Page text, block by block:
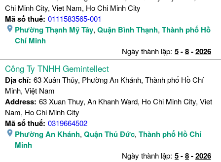
Chi Minh City, Viet Nam, Ho Chi Minh City
Mã số thuế: 0111583565-001
Phường Thạnh Mỹ Tây, Quận Bình Thạnh, Thành phố Hồ
Chí Minh
Ngày thành lập: 5-8-2026
Công Ty TNHH Gemintellect
Địa chỉ: 63 Xuân Thủy, Phường An Khánh, Thành phố Hồ Chí
Minh, Việt Nam
Address: 63 Xuan Thuy, An Khanh Ward, Ho Chi Minh City, Viet
Nam, Ho Chi Minh City
Mã số thuế: 0319664502
Phường An Khánh, Quận Thủ Đức, Thành phố Hồ Chí
Minh
Ngày thành lập: 5-8-2026